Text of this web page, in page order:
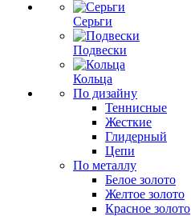
Серьги
Подвески
Кольца
По дизайну
Теннисные
Жесткие
Глидерный
Цепи
По металлу
Белое золото
Желтое золото
Красное золото